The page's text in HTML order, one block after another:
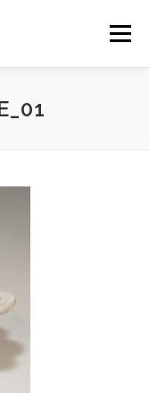
メニュー
会員コース